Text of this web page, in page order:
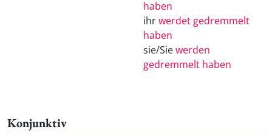
haben
ihrwerdet gedremmelt
haben
sie/Siewerden
gedremmelt haben
Konjunktiv